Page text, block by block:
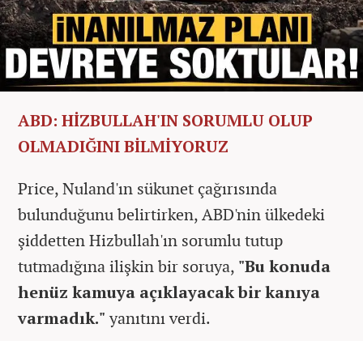
ABD: HİZBULLAH'IN SORUMLU OLUP
OLMADIĞINI BİLMİYORUZ
Price, Nuland'ın sükunet çağırısında
bulunduğunu belirtirken, ABD'nin ülkedeki
şiddetten Hizbullah'ın sorumlu tutup
tutmadığına ilişkin bir soruya, "Bu konuda
henüz kamuya açıklayacak bir kanıya
varmadık."yanıtını verdi.